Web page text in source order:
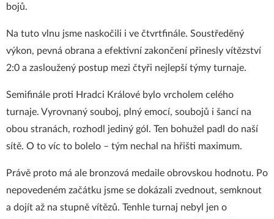
bojů.
Na tuto vlnu jsme naskočili i ve čtvrtfinále. Soustředěný
výkon, pevná obrana a efektivní zakončení přinesly vítězství
2:0 a zasloužený postup mezi čtyři nejlepší týmy turnaje.
Semifinále proti Hradci Králové bylo vrcholem celého
turnaje. Vyrovnaný souboj, plný emocí, soubojů i šancí na
obou stranách, rozhodl jediný gól. Ten bohužel padl do naší
sítě. O to víc to bolelo – tým nechal na hřišti maximum.
Právě proto má ale bronzová medaile obrovskou hodnotu. Po
nepovedeném začátku jsme se dokázali zvednout, semknout
a dojít až na stupně vítězů. Tenhle turnaj nebyl jen o